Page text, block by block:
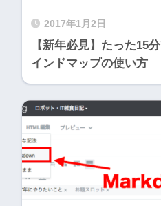
2017年1月2日
【新年必見】たった15
インドマップの使い方